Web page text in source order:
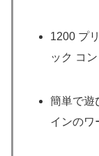
1200 プ
ック コ
簡単で遊
インのワ